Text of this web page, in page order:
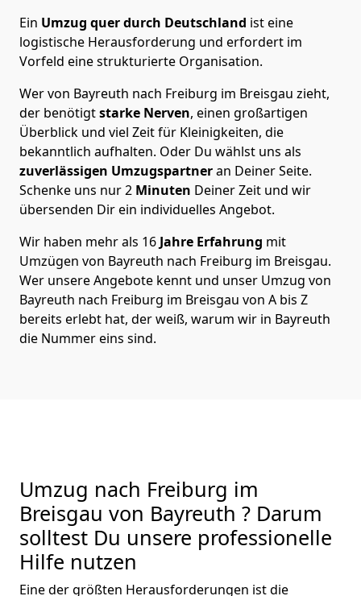
Ein Umzug quer durch Deutschland ist eine
logistische Herausforderung und erfordert im
Vorfeld eine strukturierte Organisation.
Wer von Bayreuth nach Freiburg im Breisgau zieht,
der benötigtstarke Nerven, einen großartigen
Überblick und viel Zeit für Kleinigkeiten, die
bekanntlich aufhalten. Oder Du wählst uns als
zuverlässigen Umzugspartneran Deiner Seite.
Schenke uns nur2 Minuten Deiner Zeit und wir
übersenden Dir ein individuelles Angebot.
Wir haben mehr als 16 Jahre Erfahrung mit
Umzügen von Bayreuth nach Freiburg im Breisgau.
Wer unsere Angebote kennt und unser Umzug von
Bayreuth nach Freiburg im Breisgau von A bis Z
bereits erlebt hat, der weiß, warum wir in Bayreuth
die Nummer eins sind.
Umzug nach Freiburg im
Breisgau von Bayreuth ? Darum
solltest Du unsere professionelle
Hilfe nutzen
Eine der größten Herausforderungen ist die